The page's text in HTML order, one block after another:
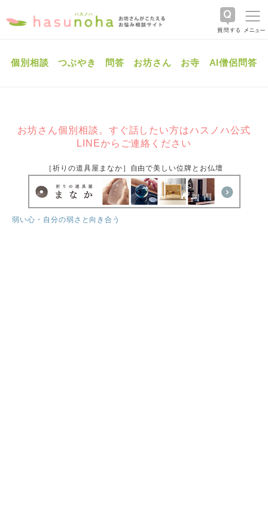
個別相談 つぶやき 問答 お坊さん お寺 AI僧侶問答
お坊さん個別相談。すぐ話したい方はハスノハ公式
LINEからご連絡ください
［祈りの道具屋まなか］自由で美しい位牌とお仏壇
弱い心・自分の弱さと向き合う